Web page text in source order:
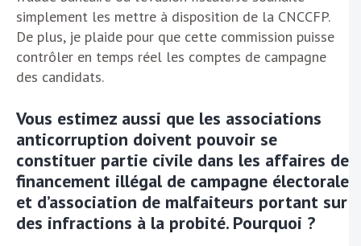
simplement les mettre à disposition de la CNCCFP.
De plus, je plaide pour que cette commission puisse
contrôler en temps réel les comptes de campagne
des candidats.
Vous estimez aussi que les associations
anticorruption doivent pouvoir se
constituer partie civile dans les affaires de
financement illégal de campagne électorale
et d’association de malfaiteurs portant sur
des infractions à la probité. Pourquoi ?